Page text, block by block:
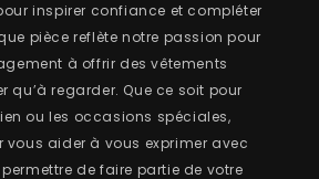
inspirer confiance et compléter
pièce reflète notre passion pour
à offrir des vêtements
qu’à regarder. Que ce soit pour
ou les occasions spéciales,
vous aider à vous exprimer avec
de faire partie de votre